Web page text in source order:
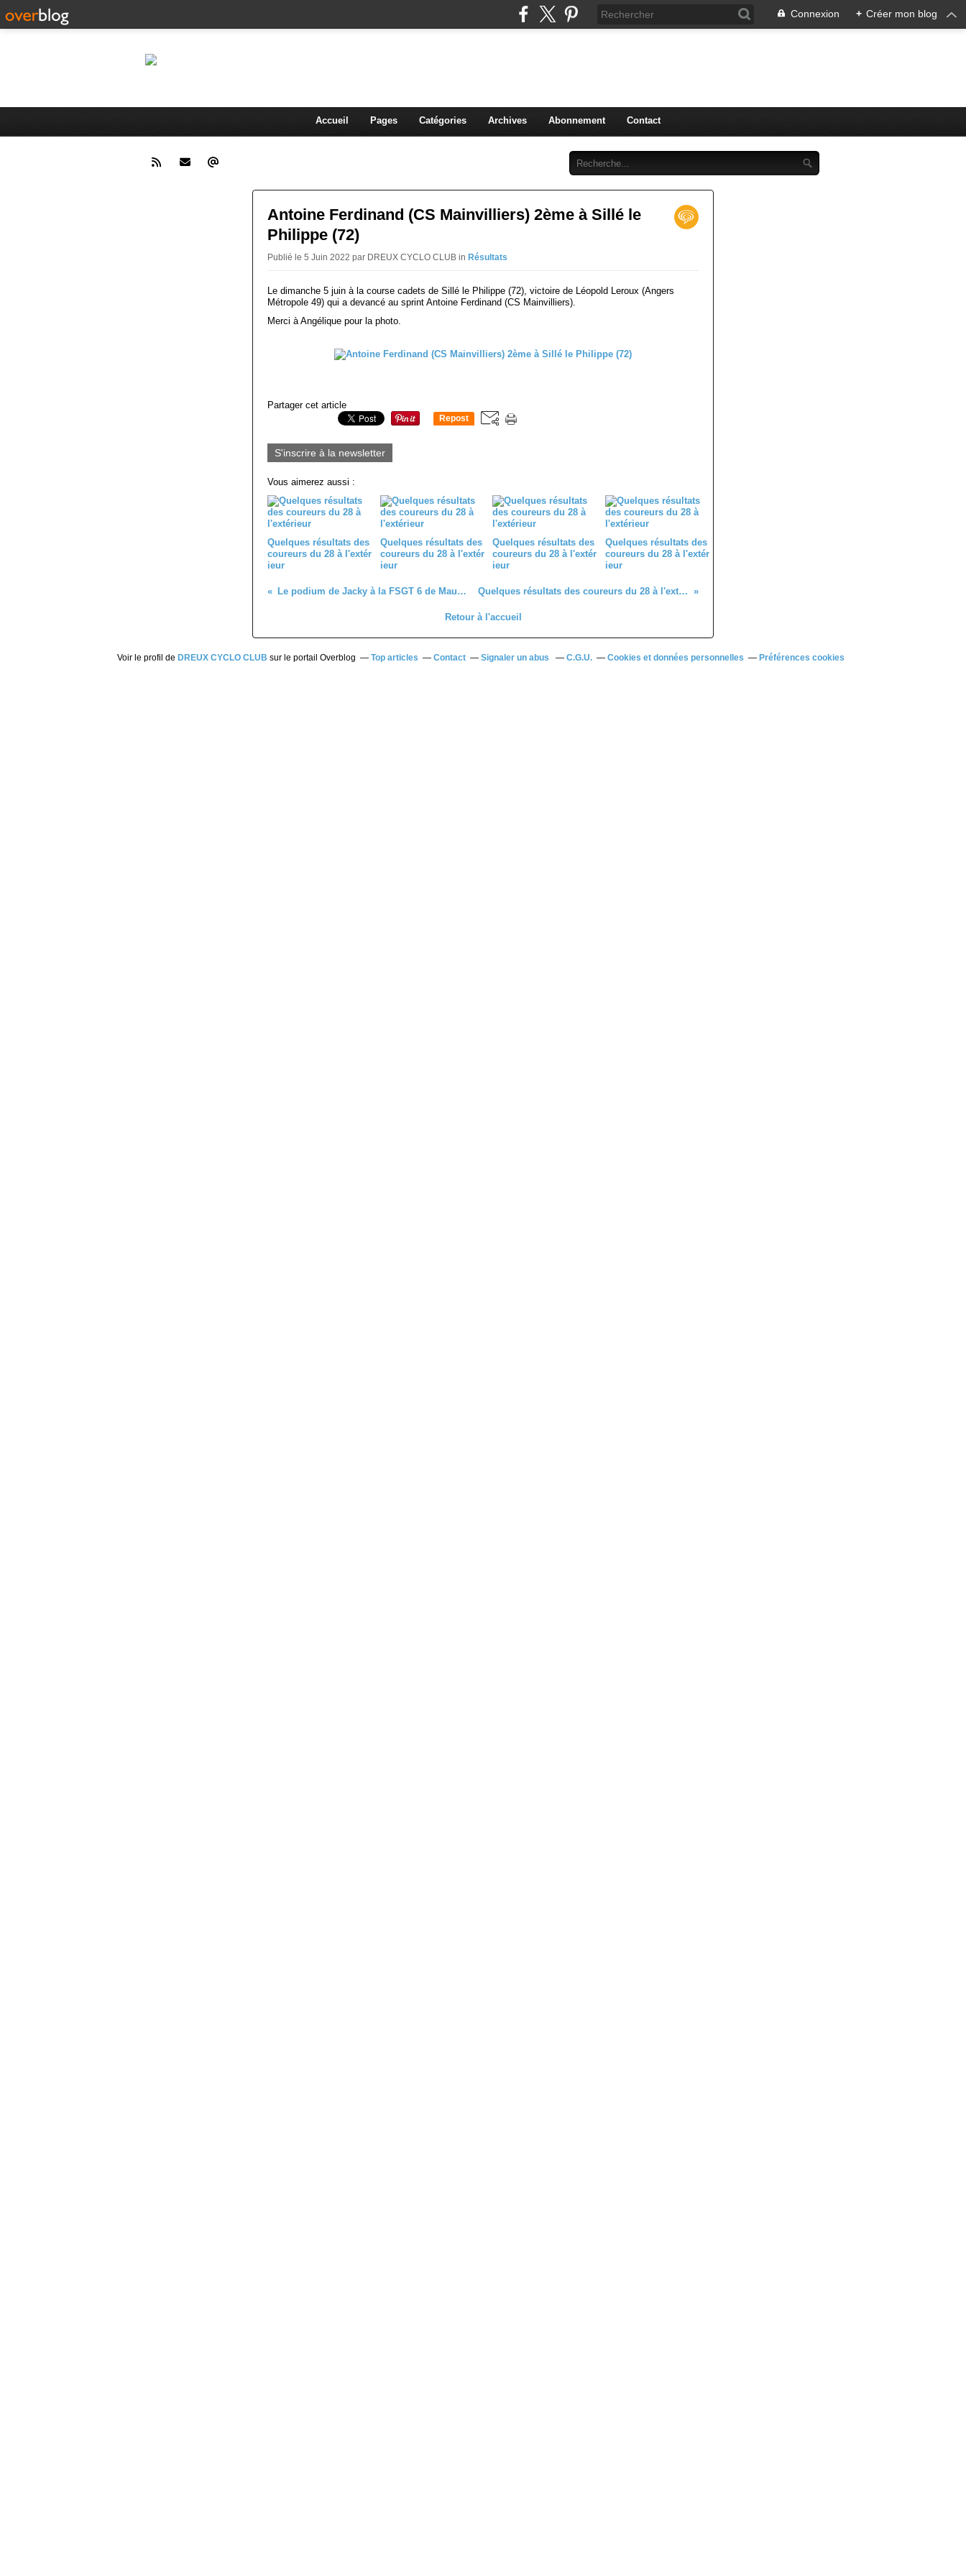
Connexion + Créer mon blog
Accueil Pages Catégories Archives Abonnement Contact
Antoine Ferdinand (CS Mainvilliers) 2ème à Sillé le
Philippe (72)
Publié le 5 Juin 2022 par DREUX CYCLO CLUB in Résultats
Le dimanche 5 juin à la course cadets de Sillé le Philippe (72), victoire de Léopold Leroux (Angers
Métropole 49) qui a devancé au sprint Antoine Ferdinand (CS Mainvilliers).
Merci à Angélique pour la photo.
Partager cet article
Repost
S'inscrire à la newsletter
Vous aimerez aussi :
Quelques résultats des
coureurs du 28 à l'extér
ieur
Quelques résultats des
coureurs du 28 à l'extér
ieur
Quelques résultats des
coureurs du 28 à l'extér
ieur
Quelques résultats des
coureurs du 28 à l'extér
ieur
Le podium de Jacky à la FSGT 6 de Maule (78) Quelques résultats des coureurs du 28 à l'extérieur
Retour à l'accueil
Voir le profil de DREUX CYCLO CLUB sur le portail Overblog Top articles Contact Signaler un abus C.G.U. Cookies et données personnelles Préférences cookies